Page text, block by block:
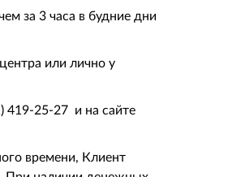
за 3 часа в будние дни
или лично у
419-25-27 и на сайте
времени, Клиент